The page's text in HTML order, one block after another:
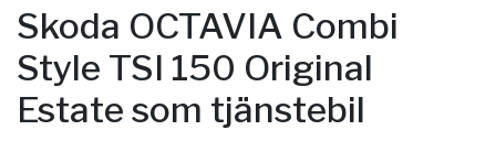
Skoda OCTAVIA Combi
Style TSI 150 Original
Estate som tjänstebil